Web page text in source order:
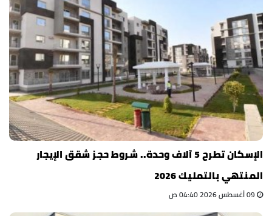
الإسكان تطرح 5 آلاف وحدة.. شروط حجز شقق الإيجار
المنتهي بالتمليك 2026